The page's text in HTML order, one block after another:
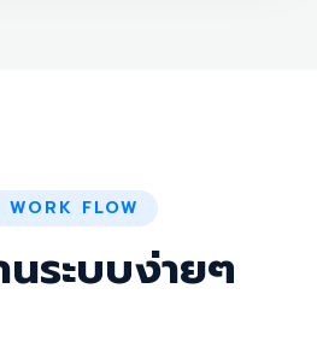
WORK FLOW
นระบบง่ายๆ